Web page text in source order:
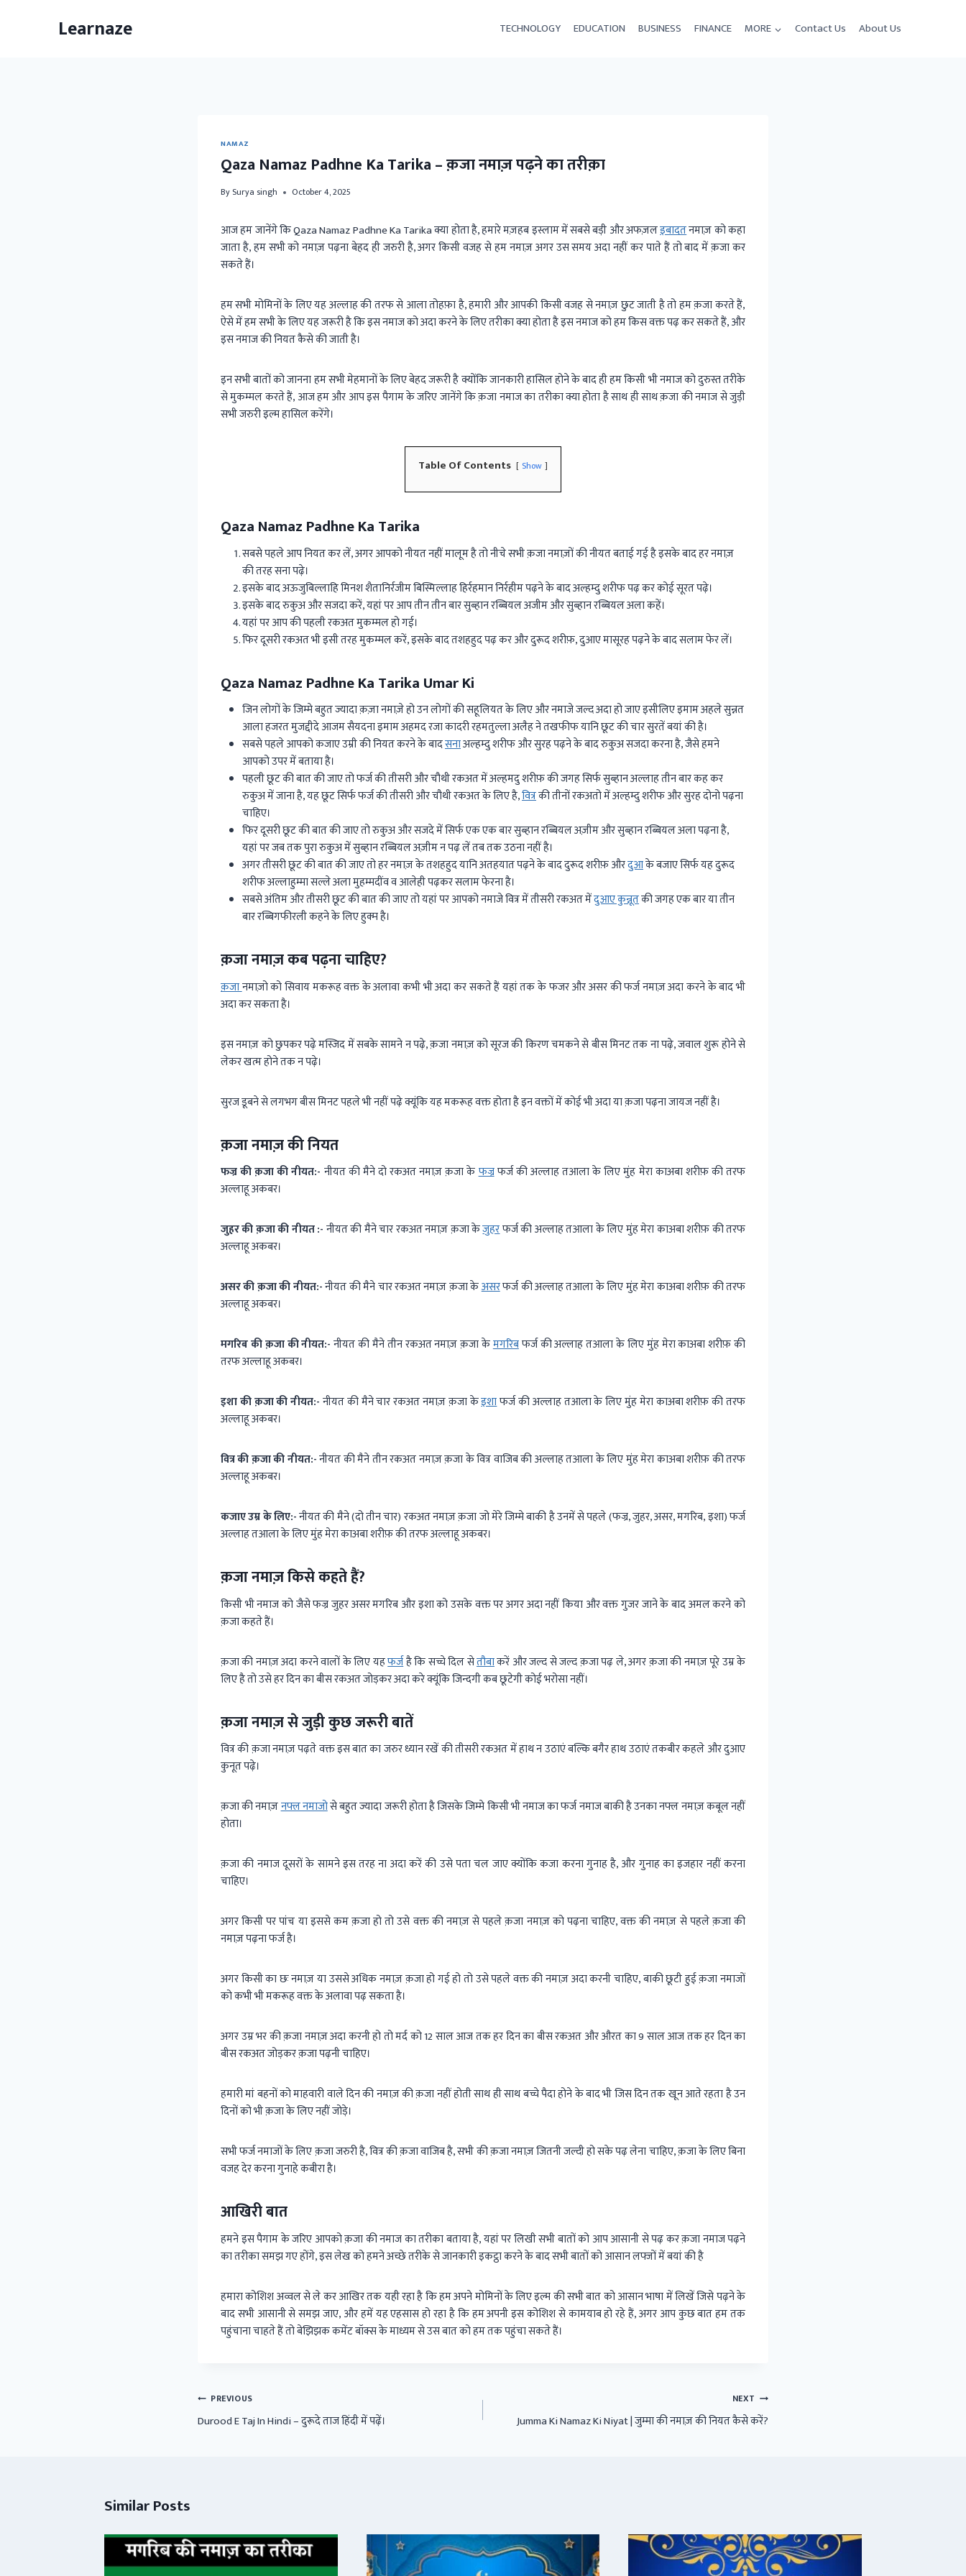
Learnaze TECHNOLOGY EDUCATION BUSINESS FINANCE MORE Contact Us About Us
NAMAZ
Qaza Namaz Padhne Ka Tarika – क़जा नमाज़ पढ़ने का तरीक़ा
By Surya singh October 4, 2025
आज हम जानेंगे कि Qaza Namaz Padhne Ka Tarika क्या होता है, हमारे मज़हब इस्लाम में सबसे बड़ी और अफज़लइबादतनमाज़ को कहा
जाता है, हम सभी को नमाज़ पढ़ना बेहद ही जरुरी है, अगर किसी वजह से हम नमाज़ अगर उस समय अदा नहीं कर पाते हैं तो बाद में क़जा कर
सकते हैं।
हम सभी मोमिनों के लिए यह अल्लाह की तरफ से आला तोहफ़ा है, हमारी और आपकी किसी वजह से नमाज़ छुट जाती है तो हम क़जा करते हैं,
ऐसे में हम सभी के लिए यह जरूरी है कि इस नमाज को अदा करने के लिए तरीका क्या होता है इस नमाज को हम किस वक्त पढ़ कर सकते हैं, और
इस नमाज की नियत कैसे की जाती है।
इन सभी बातों को जानना हम सभी मेहमानों के लिए बेहद जरूरी है क्योंकि जानकारी हासिल होने के बाद ही हम किसी भी नमाज को दुरुस्त तरीके
से मुकम्मल करते हैं, आज हम और आप इस पैगाम के जरिए जानेंगे कि क़जा नमाज का तरीका क्या होता है साथ ही साथ क़जा की नमाज से जुड़ी
सभी जरुरी इल्म हासिल करेंगे।
Table Of Contents Show
Qaza Namaz Padhne Ka Tarika
सबसे पहले आप नियत कर लें, अगर आपको नीयत नहीं मालूम है तो नीचे सभी क़जा नमाज़ों की नीयत बताई गई है इसके बाद हर नमाज़
की तरह सना पढ़े।
इसके बाद अऊजुबिल्लाहि मिनश शैतानिर्रजीम बिस्मिल्लाह हिर्रहमान निर्रहीम पढ़ने के बाद अल्हम्दु शरीफ पढ़ कर कोई सूरत पढ़े।
इसके बाद रुकुअ और सजदा करें, यहां पर आप तीन तीन बार सुब्हान रब्बियल अजीम और सुब्हान रब्बियल अला कहें।
यहां पर आप की पहली रकअत मुकम्मल हो गई।
फिर दूसरी रकअत भी इसी तरह मुकम्मल करें, इसके बाद तशहहुद पढ़ कर और दुरूद शरीफ़, दुआए मासूरह पढ़ने के बाद सलाम फेर लें।
Qaza Namaz Padhne Ka Tarika Umar Ki
जिन लोगों के जिम्मे बहुत ज्यादा क़ज़ा नमाज़े हो उन लोगों की सहूलियत के लिए और नमाजे जल्द अदा हो जाए इसीलिए इमाम अहले सुन्नत
आला हजरत मुजद्दीदे आजम सैयदना इमाम अहमद रजा कादरी रहमतुल्ला अलैह ने तखफीफ यानि छूट की चार सुरतें बयां की है।
सबसे पहले आपको कजाए उम्री की नियत करने के बादसनाअल्हम्दु शरीफ और सुरह पढ़ने के बाद रुकुअ सजदा करना है, जैसे हमने
आपको उपर में बताया है।
पहली छूट की बात की जाए तो फर्ज की तीसरी और चौथी रकअत में अल्हमदु शरीफ़ की जगह सिर्फ सुब्हान अल्लाह तीन बार कह कर
रुकुअ में जाना है, यह छूट सिर्फ फर्ज की तीसरी और चौथी रकअत के लिए है,वित्रकी तीनों रकअतो में अल्हम्दु शरीफ और सुरह दोनो पढ़ना
चाहिए।
फिर दूसरी छूट की बात की जाए तो रुकुअ और सजदे में सिर्फ एक एक बार सुब्हान रब्बियल अज़ीम और सुब्हान रब्बियल अला पढ़ना है,
यहां पर जब तक पुरा रुकुअ में सुब्हान रब्बियल अज़ीम न पढ़ लें तब तक उठना नहीं है।
अगर तीसरी छूट की बात की जाए तो हर नमाज़ के तशहहुद यानि अतहयात पढ़ने के बाद दुरूद शरीफ़ औरदुआके बजाए सिर्फ यह दुरूद
शरीफ अल्लाहुम्मा सल्ले अला मुहम्मदींव व आलेही पढ़कर सलाम फेरना है।
सबसे अंतिम और तीसरी छूट की बात की जाए तो यहां पर आपको नमाजे वित्र में तीसरी रकअत मेंदुआए कुन्नूतकी जगह एक बार या तीन
बार रब्बिगफीरली कहने के लिए हुक्म है।
क़जा नमाज़ कब पढ़ना चाहिए?
क़जानमाज़ो को सिवाय मकरूह वक्त के अलावा कभी भी अदा कर सकते हैं यहां तक के फजर और असर की फर्ज नमाज़ अदा करने के बाद भी
अदा कर सकता है।
इस नमाज़ को छुपकर पढ़े मस्जिद में सबके सामने न पढ़े, क़जा नमाज़ को सूरज की किरण चमकने से बीस मिनट तक ना पढ़े, जवाल शुरू होने से
लेकर खत्म होने तक न पढ़े।
सुरज डूबने से लगभग बीस मिनट पहले भी नहीं पढ़े क्यूंकि यह मकरूह वक्त होता है इन वक्तों में कोई भी अदा या क़जा पढ़ना जायज नहीं है।
क़जा नमाज़ की नियत
फज्र की क़जा की नीयत:- नीयत की मैने दो रकअत नमाज़ क़जा केफज्रफर्ज की अल्लाह तआला के लिए मुंह मेरा काअबा शरीफ़ की तरफ
अल्लाहू अकबर।
जुहर की क़जा की नीयत :- नीयत की मैने चार रकअत नमाज़ क़जा केजुहरफर्ज की अल्लाह तआला के लिए मुंह मेरा काअबा शरीफ़ की तरफ
अल्लाहू अकबर।
असर की क़जा की नीयत:-नीयत की मैने चार रकअत नमाज़ क़जा केअसरफर्ज की अल्लाह तआला के लिए मुंह मेरा काअबा शरीफ़ की तरफ
अल्लाहू अकबर।
मगरिब की क़जा की नीयत:- नीयत की मैने तीन रकअत नमाज़ क़जा केमगरिबफर्ज की अल्लाह तआला के लिए मुंह मेरा काअबा शरीफ़ की
तरफ अल्लाहू अकबर।
इशा की क़जा की नीयत:- नीयत की मैने चार रकअत नमाज़ क़जा केइशाफर्ज की अल्लाह तआला के लिए मुंह मेरा काअबा शरीफ़ की तरफ
अल्लाहू अकबर।
वित्र की क़जा की नीयत:-नीयत की मैने तीन रकअत नमाज़ क़जा के वित्र वाजिब की अल्लाह तआला के लिए मुंह मेरा काअबा शरीफ़ की तरफ
अल्लाहू अकबर।
कजाए उम्र के लिए:-नीयत की मैने (दो तीन चार) रकअत नमाज़ क़जा जो मेरे जिम्मे बाकी है उनमें से पहले (फज्र, जुहर, असर, मगरिब, इशा) फर्ज
अल्लाह तआला के लिए मुंह मेरा काअबा शरीफ़ की तरफ अल्लाहू अकबर।
क़जा नमाज़ किसे कहते हैं?
किसी भी नमाज को जैसे फज्र जुहर असर मगरिब और इशा को उसके वक्त पर अगर अदा नहीं किया और वक्त गुजर जाने के बाद अमल करने को
क़जा कहते हैं।
क़जा की नमाज़ अदा करने वालों के लिए यहफर्जहै कि सच्चे दिल सेतौबाकरें और जल्द से जल्द क़जा पढ़ ले, अगर क़जा की नमाज़ पूरे उम्र के
लिए है तो उसे हर दिन का बीस रकअत जोड़कर अदा करे क्यूंकि जिन्दगी कब छूटेगी कोई भरोसा नहीं।
क़जा नमाज़ से जुड़ी कुछ जरूरी बातें
वित्र की क़जा नमाज़ पढ़ते वक्त इस बात का जरुर ध्यान रखें की तीसरी रकअत में हाथ न उठाएं बल्कि बगैर हाथ उठाएं तकबीर कहले और दुआए
कुनूत पढ़े।
क़जा की नमाज़नफ्ल नमाजोसे बहुत ज्यादा जरूरी होता है जिसके जिम्मे किसी भी नमाज का फर्ज नमाज बाकी है उनका नफ्ल नमाज़ कबूल नहीं
होता।
क़जा की नमाज दूसरों के सामने इस तरह ना अदा करें की उसे पता चल जाए क्योंकि कजा करना गुनाह है, और गुनाह का इजहार नहीं करना
चाहिए।
अगर किसी पर पांच या इससे कम क़जा हो तो उसे वक्त की नमाज़ से पहले क़जा नमाज़ को पढ़ना चाहिए, वक्त की नमाज़ से पहले क़जा की
नमाज़ पढ़ना फर्ज है।
अगर किसी का छः नमाज़ या उससे अधिक नमाज़ क़जा हो गई हो तो उसे पहले वक्त की नमाज़ अदा करनी चाहिए, बाकी छूटी हुई क़जा नमाजों
को कभी भी मकरूह वक्त के अलावा पढ़ सकता है।
अगर उम्र भर की क़जा नमाज़ अदा करनी हो तो मर्द को 12 साल आज तक हर दिन का बीस रकअत और औरत का 9 साल आज तक हर दिन का
बीस रकअत जोड़कर क़जा पढ़नी चाहिए।
हमारी मां बहनों को माहवारी वाले दिन की नमाज़ की क़जा नहीं होती साथ ही साथ बच्चे पैदा होने के बाद भी जिस दिन तक खून आते रहता है उन
दिनों को भी क़जा के लिए नहीं जोड़े।
सभी फर्ज नमाजों के लिए क़जा जरुरी है, वित्र की क़जा वाजिब है, सभी की क़जा नमाज़ जितनी जल्दी हो सके पढ़ लेना चाहिए, क़जा के लिए बिना
वजह देर करना गुनाहे कबीरा है।
आखिरी बात
हमने इस पैगाम के जरिए आपको क़जा की नमाज का तरीका बताया है, यहां पर लिखी सभी बातों को आप आसानी से पढ़ कर क़जा नमाज पढ़ने
का तरीका समझ गए होंगे, इस लेख को हमने अच्छे तरीके से जानकारी इकट्ठा करने के बाद सभी बातों को आसान लफ्जों में बयां की है
हमारा कोशिश अव्वल से ले कर आखिर तक यही रहा है कि हम अपने मोमिनों के लिए इल्म की सभी बात को आसान भाषा में लिखें जिसे पढ़ने के
बाद सभी आसानी से समझ जाए, और हमें यह एहसास हो रहा है कि हम अपनी इस कोशिश से कामयाब हो रहे हैं, अगर आप कुछ बात हम तक
पहुंचाना चाहते हैं तो बेझिझक कमेंट बॉक्स के माध्यम से उस बात को हम तक पहुंचा सकते हैं।
Post
navigation
PREVIOUS
Durood E Taj In Hindi – दुरूदे ताज हिंदी में पढ़ें।
NEXT
Jumma Ki Namaz Ki Niyat | जुम्मा की नमाज़ की नियत कैसे करें?
Similar Posts